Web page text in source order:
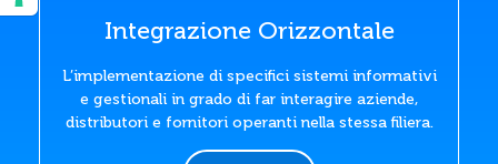
Integrazione Orizzontale
L’implementazione di specifici sistemi informativi
e gestionali in grado di far interagire aziende,
distributori e fornitori operanti nella stessa filiera.